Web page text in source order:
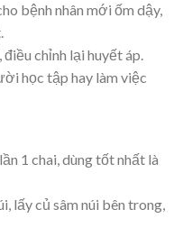
bệnh nhân mới ốm dậy,
chỉnh lại huyết áp.
học tập hay làm việc
1 chai, dùng tốt nhất là
lấy củ sâm núi bên trong,